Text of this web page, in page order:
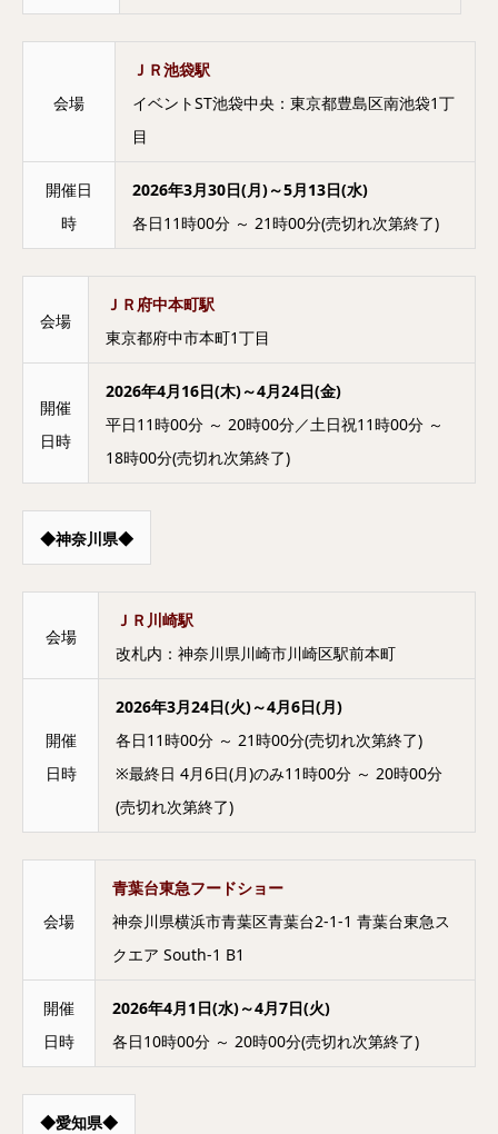
会場
ＪＲ池袋駅
イベントST池袋中央：東京都豊島区南池袋1丁
目
開催日
時
2026年3月30日(月)～5月13日(水)
各日11時00分 ～ 21時00分(売切れ次第終了)
会場
ＪＲ府中本町駅
東京都府中市本町1丁目
開催
日時
2026年4月16日(木)～4月24日(金)
平日11時00分 ～ 20時00分／土日祝11時00分 ～
18時00分(売切れ次第終了)
◆神奈川県◆
会場
ＪＲ川崎駅
改札内：神奈川県川崎市川崎区駅前本町
開催
日時
2026年3月24日(火)～4月6日(月)
各日11時00分 ～ 21時00分(売切れ次第終了)
※最終日 4月6日(月)のみ11時00分 ～ 20時00分
(売切れ次第終了)
会場
青葉台東急フードショー
神奈川県横浜市青葉区青葉台2-1-1 青葉台東急ス
クエア South-1 B1
開催
日時
2026年4月1日(水)～4月7日(火)
各日10時00分 ～ 20時00分(売切れ次第終了)
◆愛知県◆